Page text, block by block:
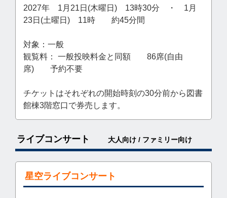
2027年 1月21日(木曜日) 13時30分 ・ 1月
23日(土曜日) 11時 約45分間
対象：一般
観覧料： 一般投映料金と同額 86席(自由
席) 予約不要
チケットはそれぞれの開始時刻の30分前から図書
館棟3階窓口で券売します。
ライブコンサート 大人向け / ファミリー向け
星空ライブコンサート